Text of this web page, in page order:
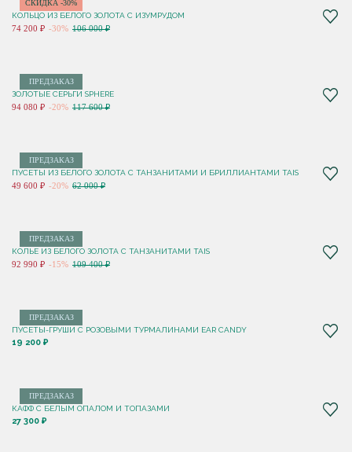
СКИДКА -30%
КОЛЬЦО ИЗ БЕЛОГО ЗОЛОТА С ИЗУМРУДОМ
74 200 ₽ -30% 106 000 ₽
ПРЕДЗАКАЗ
ЗОЛОТЫЕ СЕРЬГИ SPHERE
94 080 ₽ -20% 117 600 ₽
ПРЕДЗАКАЗ
ПУСЕТЫ ИЗ БЕЛОГО ЗОЛОТА С ТАНЗАНИТАМИ И БРИЛЛИАНТАМИ TAIS
49 600 ₽ -20% 62 000 ₽
ПРЕДЗАКАЗ
КОЛЬЕ ИЗ БЕЛОГО ЗОЛОТА С ТАНЗАНИТАМИ TAIS
92 990 ₽ -15% 109 400 ₽
ПРЕДЗАКАЗ
ПУСЕТЫ-ГРУШИ С РОЗОВЫМИ ТУРМАЛИНАМИ EAR CANDY
19 200 ₽
ПРЕДЗАКАЗ
КАФФ С БЕЛЫМ ОПАЛОМ И ТОПАЗАМИ
27 300 ₽